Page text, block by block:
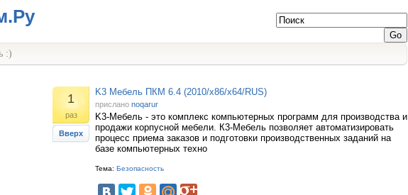
:)
1
раз
Вверх
K3 Мебель ПКМ 6.4 (2010/x86/x64/RUS)
прислано noqarur
K3-Мебель - это комплекс компьютерных программ для производства и
продажи корпусной мебели. К3-Мебель позволяет автоматизировать
процесс приема заказов и подготовки производственных заданий на
базе компьютерных техно
Тема: Безопасность